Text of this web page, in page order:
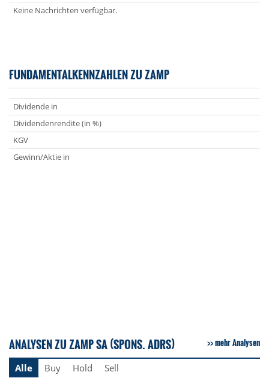
Keine Nachrichten verfügbar.
FUNDAMENTALKENNZAHLEN ZU ZAMP
Dividende in
Dividendenrendite (in %)
KGV
Gewinn/Aktie in
ANALYSEN ZU ZAMP SA (SPONS. ADRS) mehr Analysen
Alle Buy Hold Sell